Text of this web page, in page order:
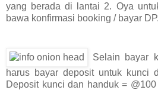
yang berada di lantai 2. Oya
bawa konfirmasi booking / bayar DP.
Selain bayar
harus bayar deposit untuk kunci
Deposit kunci dan handuk =